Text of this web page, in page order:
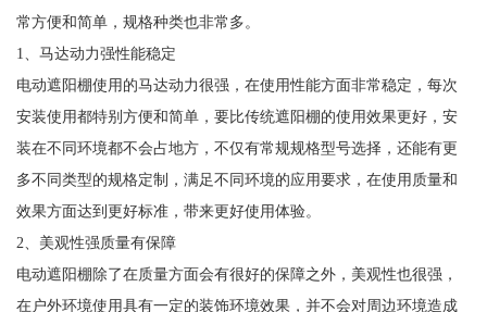
常方便和简单，规格种类也非常多。
1、马达动力强性能稳定
电动遮阳棚使用的马达动力很强，在使用性能方面非常稳定，每次
安装使用都特别方便和简单，要比传统遮阳棚的使用效果更好，安
装在不同环境都不会占地方，不仅有常规规格型号选择，还能有更
多不同类型的规格定制，满足不同环境的应用要求，在使用质量和
效果方面达到更好标准，带来更好使用体验。
2、美观性强质量有保障
电动遮阳棚除了在质量方面会有很好的保障之外，美观性也很强，
在户外环境使用具有一定的装饰环境效果，并不会对周边环境造成